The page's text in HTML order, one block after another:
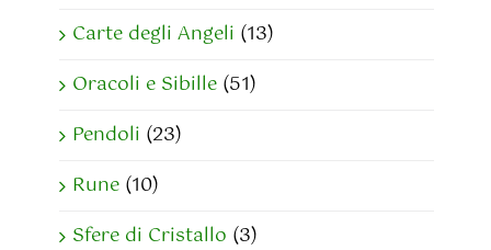
Carte degli Angeli (13)
Oracoli e Sibille (51)
Pendoli (23)
Rune (10)
Sfere di Cristallo (3)